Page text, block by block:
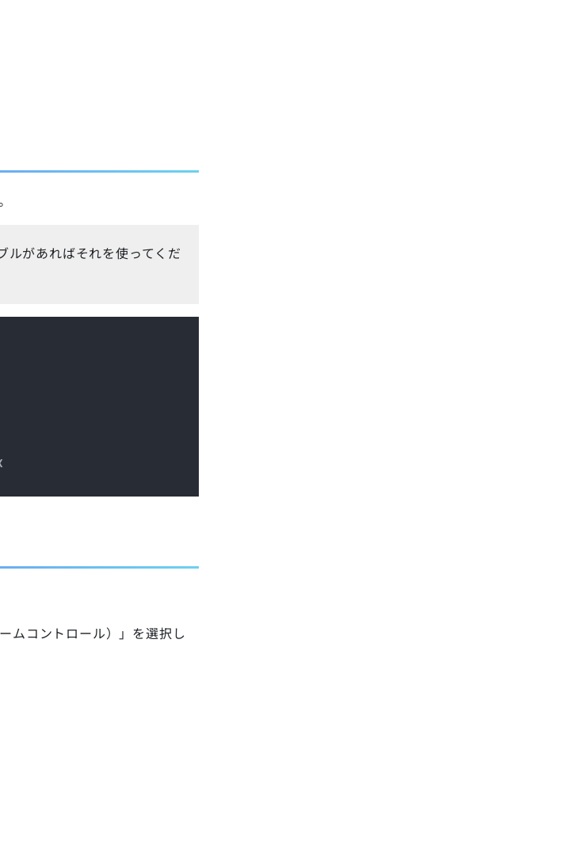
ルがあればそれを使ってくだ
ムコントロール）」を選択し